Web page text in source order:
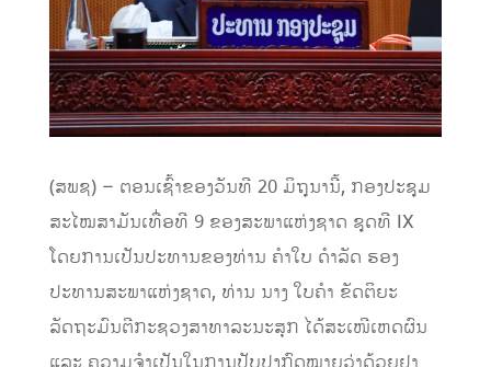
(ສພຊ) – ຕອນເຊົ້າຂອງວັນທີ 20 ມິຖຸນານີ້, ກອງປະຊຸມ
ສະໄໝສາມັນເທື່ອທີ 9 ຂອງສະພາແຫ່ງຊາດ ຊຸດທີ IX
ໂດຍການເປັນປະທານຂອງທ່ານ ຄຳໃບ ດຳລັດ ຮອງ
ປະທານສະພາແຫ່ງຊາດ, ທ່ານ ນາງ ໃບຄຳ ຂັດຕິຍະ
ລັດຖະມົນຕີກະຊວງສາທາລະນະສຸກ ໄດ້ສະເໜີເຫດຜົນ